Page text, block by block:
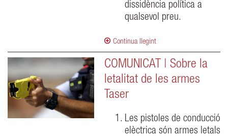
dissidència política a
qualsevol preu.
Continua llegint
COMUNICAT | Sobre la
letalitat de les armes
Taser
Les pistoles de conducció
elèctrica són armes letals